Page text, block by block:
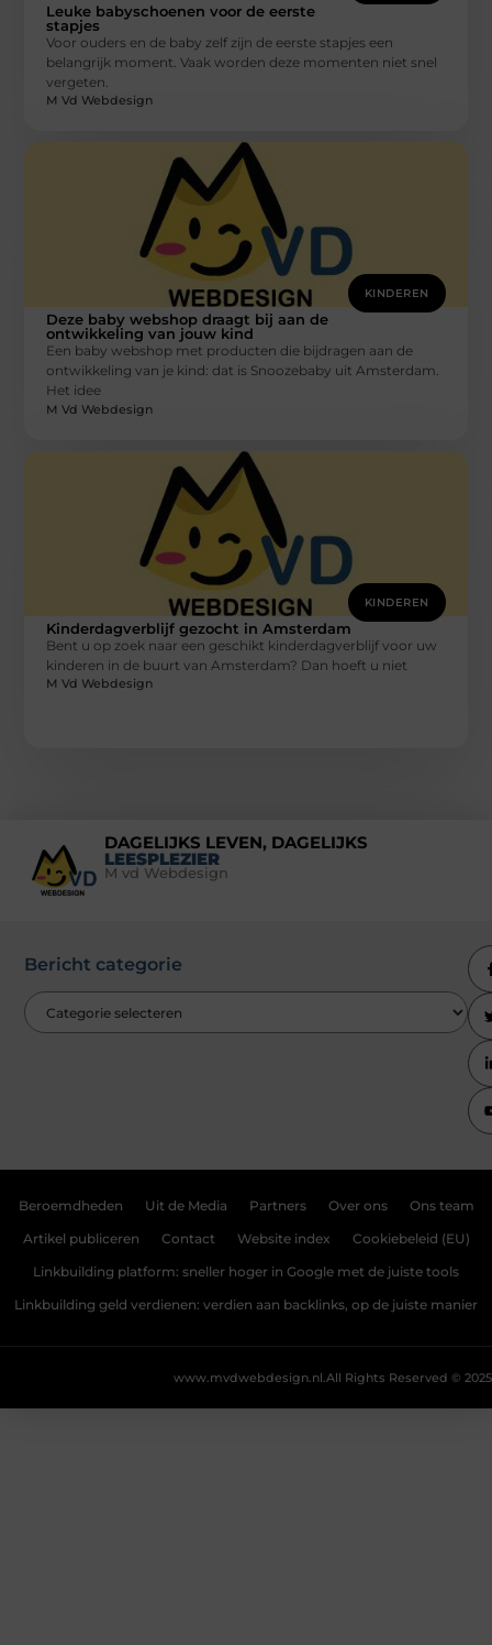
Leuke babyschoenen voor de eerste
stapjes
Voor ouders en de baby zelf zijn de eerste stapjes een
belangrijk moment. Vaak worden deze momenten niet snel
vergeten.
M Vd Webdesign
KINDEREN
Deze baby webshop draagt bij aan de
ontwikkeling van jouw kind
Een baby webshop met producten die bijdragen aan de
ontwikkeling van je kind: dat is Snoozebaby uit Amsterdam.
Het idee
M Vd Webdesign
KINDEREN
Kinderdagverblijf gezocht in Amsterdam
Bent u op zoek naar een geschikt kinderdagverblijf voor uw
kinderen in de buurt van Amsterdam? Dan hoeft u niet
M Vd Webdesign
DAGELIJKS LEVEN, DAGELIJKS
LEESPLEZIER
M vd Webdesign
Bericht categorie
Beroemdheden Uit de Media Partners Over ons Ons team
Artikel publiceren Contact Website index Cookiebeleid (EU)
Linkbuilding platform: sneller hoger in Google met de juiste tools
Linkbuilding geld verdienen: verdien aan backlinks, op de juiste manier
All Rights Reserved © 2025
www.mvdwebdesign.nl.